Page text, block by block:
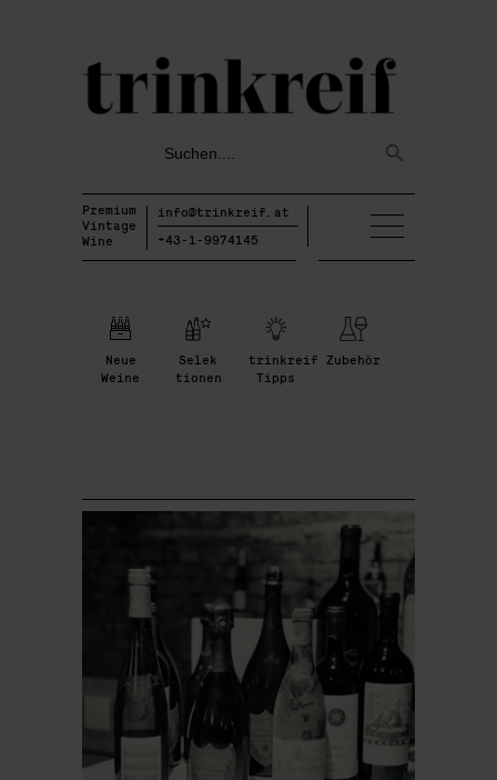
for:
Button
Premium
Vintage
Wine
info@trinkreif.at
+43-1-9974145
Neue
Weine
Selek
tionen
trinkreif
Tipps
Zubehör